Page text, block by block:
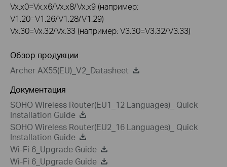
Vx.x0=Vx.x6/Vx.x8/Vx.x9 (например:
V1.20=V1.26/V1.28/V1.29)
Vx.30=Vx.32/Vx.33 (например: V3.30=V3.32/V3.33)
Обзор продукции
Archer AX55(EU)_V2_Datasheet
Документация
SOHO Wireless Router(EU1_12 Languages)_ Quick
Installation Guide
SOHO Wireless Router(EU2_16 Languages)_ Quick
Installation Guide
Wi-Fi 6_Upgrade Guide
Wi-Fi 6_Upgrade Guide